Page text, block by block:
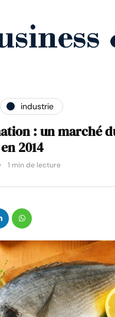
industrie
: un marché
2014
1 min de lecture